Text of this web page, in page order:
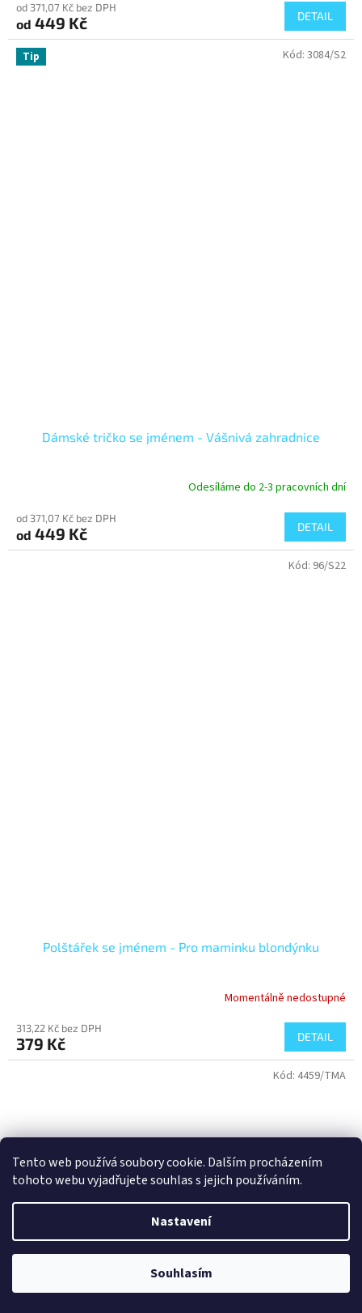
Tento web používá soubory cookie. Dalším procházením
tohoto webu vyjadřujete souhlas s jejich používáním.
Nastavení
Souhlasím
od 371,07 Kč bez DPH
od 449 Kč DETAIL
Tip
Dámské tričko se jménem - Vášnivá zahradnice
Odesíláme do 2-3 pracovních dní
od 371,07 Kč bez DPH
od 449 Kč DETAIL
Kód: 3084/S2
Polštářek se jménem - Pro maminku blondýnku
Momentálně nedostupné
313,22 Kč bez DPH
379 Kč DETAIL
Kód: 96/S22
Kód: 4459/TMA